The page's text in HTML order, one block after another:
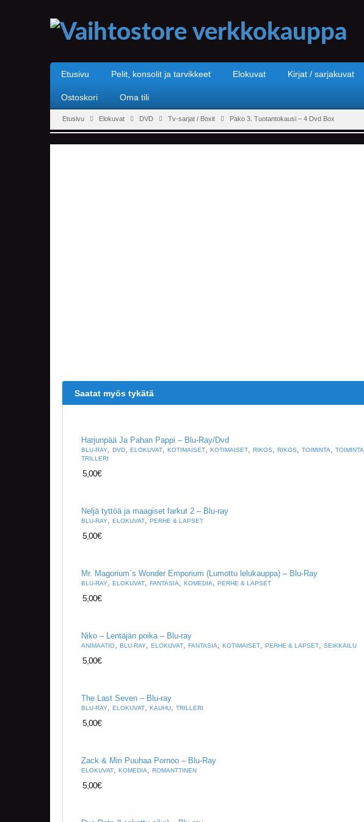
Etusivu Pelit, konsolit ja tarvikkeet Elokuvat Kirjat / sarjakuvat
Ostoskori Oma tili
Etusivu Elokuvat DVD Tv-sarjat / Boxit Pako 3. Tuotantokausi – 4 Dvd Box
Saatat myös tykätä
Harjunpää Ja Pahan Pappi – Blu-Ray/Dvd
BLU-RAY, DVD, ELOKUVAT, KOTIMAISET, KOTIMAISET, RIKOS, RIKOS, TOIMINTA, TOIMINTA
TRILLERI
5,00€
Neljä tyttöä ja maagiset farkut 2 – Blu-ray
BLU-RAY, ELOKUVAT, PERHE & LAPSET
5,00€
Mr. Magorium`s Wonder Emporium (Lumottu lelukauppa) – Blu-Ray
BLU-RAY, ELOKUVAT, FANTASIA, KOMEDIA, PERHE & LAPSET
5,00€
Niko – Lentäjän poika – Blu-ray
ANIMAATIO, BLU-RAY, ELOKUVAT, FANTASIA, KOTIMAISET, PERHE & LAPSET, SEIKKAILU
5,00€
The Last Seven – Blu-ray
BLU-RAY, ELOKUVAT, KAUHU, TRILLERI
5,00€
Zack & Miri Puuhaa Pornoo – Blu-Ray
ELOKUVAT, KOMEDIA, ROMANTTINEN
5,00€